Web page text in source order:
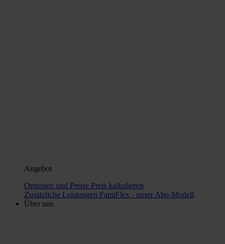
Angebot
Optionen und Preise Preis kalkulieren
Zusätzliche Leistungen FamiFlex - unser Abo-Modell
Über uns